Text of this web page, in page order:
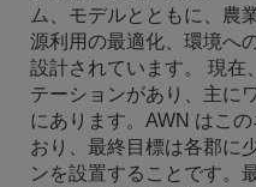
ム、モデルとともに、農
源利用の最適化、環境へ
設計されています。 現在
テーションがあり、主に
にあります。AWN はこ
おり、最終目標は各郡に
ンを設置することです。